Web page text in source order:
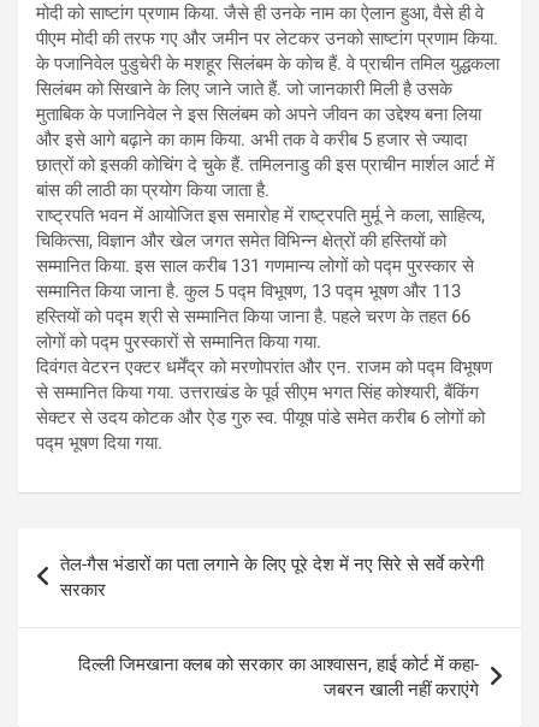
मोदी को साष्टांग प्रणाम किया. जैसे ही उनके नाम का ऐलान हुआ, वैसे ही वे
पीएम मोदी की तरफ गए और जमीन पर लेटकर उनको साष्टांग प्रणाम किया.
के पजानिवेल पुडुचेरी के मशहूर सिलंबम के कोच हैं. वे प्राचीन तमिल युद्धकला
सिलंबम को सिखाने के लिए जाने जाते हैं. जो जानकारी मिली है उसके
मुताबिक के पजानिवेल ने इस सिलंबम को अपने जीवन का उद्देश्य बना लिया
और इसे आगे बढ़ाने का काम किया. अभी तक वे करीब 5 हजार से ज्यादा
छात्रों को इसकी कोचिंग दे चुके हैं. तमिलनाडु की इस प्राचीन मार्शल आर्ट में
बांस की लाठी का प्रयोग किया जाता है.
राष्ट्रपति भवन में आयोजित इस समारोह में राष्ट्रपति मुर्मू ने कला, साहित्य,
चिकित्सा, विज्ञान और खेल जगत समेत विभिन्न क्षेत्रों की हस्तियों को
सम्मानित किया. इस साल करीब 131 गणमान्य लोगों को पद्म पुरस्कार से
सम्मानित किया जाना है. कुल 5 पद्म विभूषण, 13 पद्म भूषण और 113
हस्तियों को पद्म श्री से सम्मानित किया जाना है. पहले चरण के तहत 66
लोगों को पद्म पुरस्कारों से सम्मानित किया गया.
दिवंगत वेटरन एक्टर धर्मेंद्र को मरणोपरांत और एन. राजम को पद्म विभूषण
से सम्मानित किया गया. उत्तराखंड के पूर्व सीएम भगत सिंह कोश्यारी, बैंकिंग
सेक्टर से उदय कोटक और ऐड गुरु स्व. पीयूष पांडे समेत करीब 6 लोगों को
पद्म भूषण दिया गया.
Post
navigation
तेल-गैस भंडारों का पता लगाने के लिए पूरे देश में नए सिरे से सर्वे करेगी
सरकार
दिल्ली जिमखाना क्लब को सरकार का आश्वासन, हाई कोर्ट में कहा-
जबरन खाली नहीं कराएंगे